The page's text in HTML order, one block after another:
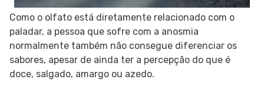
Como o olfato está diretamente relacionado com o
paladar, a pessoa que sofre com a anosmia
normalmente também não consegue diferenciar os
sabores, apesar de ainda ter a percepção do que é
doce, salgado, amargo ou azedo.